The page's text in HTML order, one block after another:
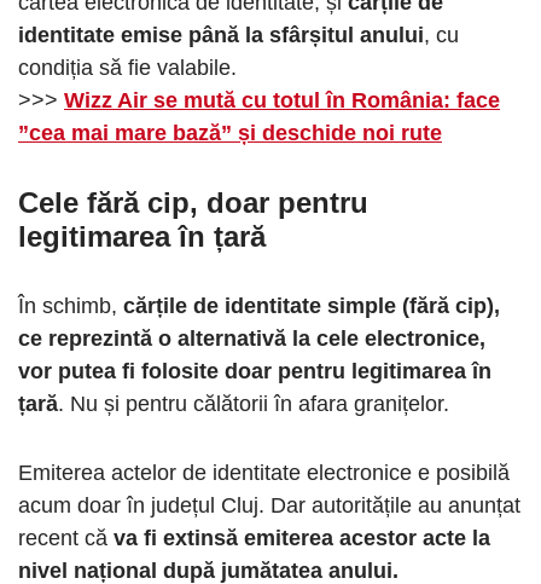
identitate emise până la sfârșitul anului, cu
condiția să fie valabile.
>>> Wizz Air se mută cu totul în România: face
”cea mai mare bază” și deschide noi rute
Cele fără cip, doar pentru
legitimarea în țară
În schimb, cărțile de identitate simple (fără cip),
ce reprezintă o alternativă la cele electronice,
vor putea fi folosite doar pentru legitimarea în
țară. Nu și pentru călătorii în afara granițelor.
Emiterea actelor de identitate electronice e posibilă
acum doar în județul Cluj. Dar autoritățile au anunțat
recent că va fi extinsă emiterea acestor acte la
nivel național după jumătatea anului.